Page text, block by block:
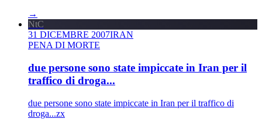
→
NtC
31 DICEMBRE 2007IRAN
PENA DI MORTE
due persone sono state impiccate in Iran per il
traffico di droga...
due persone sono state impiccate in Iran per il traffico di
droga...zx